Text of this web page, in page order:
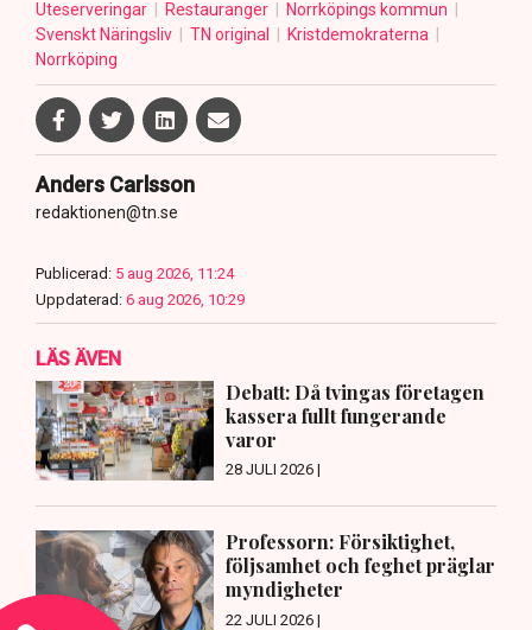
Uteserveringar Restauranger
Norrköpings kommun
Svenskt Näringsliv
TN original
Kristdemokraterna
Norrköping
Anders Carlsson
redaktionen@tn.se
Publicerad: 5 aug 2026, 11:24
Uppdaterad: 6 aug 2026, 10:29
LÄS ÄVEN
Debatt: Då tvingas företagen
kassera fullt fungerande
varor
28 JULI 2026 |
Professorn: Försiktighet,
följsamhet och feghet präglar
myndigheter
22 JULI 2026 |